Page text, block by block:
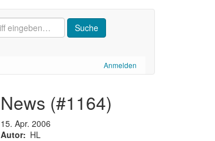
Anmelden
news (#1164)
15. Apr. 2006
Autor
HL